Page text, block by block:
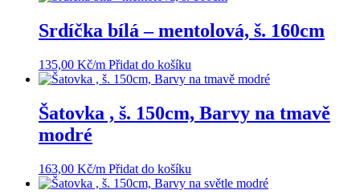
Srdíčka bílá – mentolová, š. 160cm
135,00 Kč/m Přidat do košíku
Šatovka , š. 150cm, Barvy na tmavě
modré
163,00 Kč/m Přidat do košíku